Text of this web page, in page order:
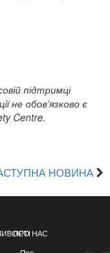
підтримці
не обов’язково є
Centre.
НОВИНА
ПРО НАС